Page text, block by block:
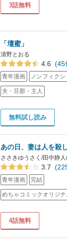
3話無料
「壇蜜」
清野とおる
4.6 (45
青年漫画 ノンフィクシ
夫・旦那・主人
無料試し読み
あの日、妻は人を殺
ささきゆうさく/田中静
3.7
青年漫画 完結
めちゃコミックオリジ
4話無料